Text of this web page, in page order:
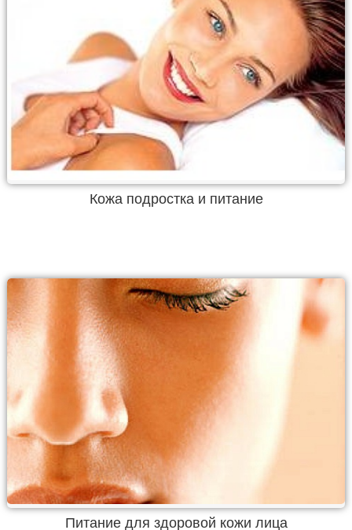
Кожа подростка и питание
Питание для здоровой кожи лица